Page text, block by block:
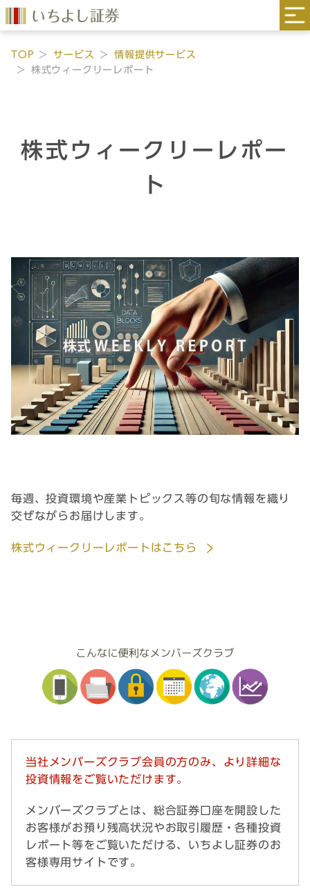
TOP サービス
情報提供サービス
株式ウィークリーレポート
株式ウィークリーレポー
ト
毎週、投資環境や産業トピックス等の旬な情報を織り
交ぜながらお届けします。
株式ウィークリーレポートはこちら
当社メンバーズクラブ会員の方のみ、より詳細な
投資情報をご覧いただけます。
メンバーズクラブとは、総合証券口座を開設した
お客様がお預り残高状況やお取引履歴・各種投資
レポート等をご覧いただける、いちよし証券のお
客様専用サイトです。